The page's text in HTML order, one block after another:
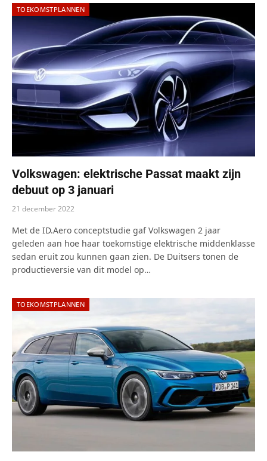
TOEKOMSTPLANNEN
Volkswagen: elektrische Passat maakt zijn
debuut op 3 januari
21 december 2022
Met de ID.Aero conceptstudie gaf Volkswagen 2 jaar
geleden aan hoe haar toekomstige elektrische middenklasse
sedan eruit zou kunnen gaan zien. De Duitsers tonen de
productieversie van dit model op…
TOEKOMSTPLANNEN